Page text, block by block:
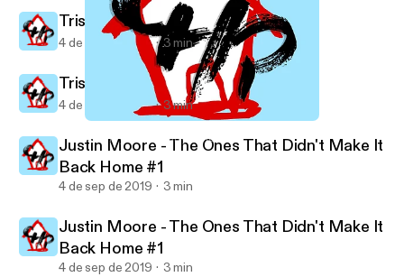
Country House Party's show
Trisha Yearwood - Every Girl
4 de sep de 2019 3 min
Trisha Yearwood - Every Girl
4 de sep de 2019 3 min
Justin Moore - The Ones That Didn't Make It
Back Home #1
4 de sep de 2019 3 min
Justin Moore - The Ones That Didn't Make It
Back Home #1
4 de sep de 2019 3 min